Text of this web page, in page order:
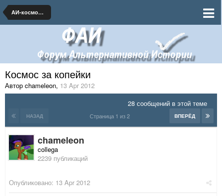
АИ-космонавтика и ракетная техника
Космос за копейки
Автор chameleon, 13 Apr 2012
28 сообщений в этой теме
НАЗАД ВПЕРЁД
Страница 1 из 2
chameleon
collega
2239 публикаций
Опубликовано: 13 Apr 2012